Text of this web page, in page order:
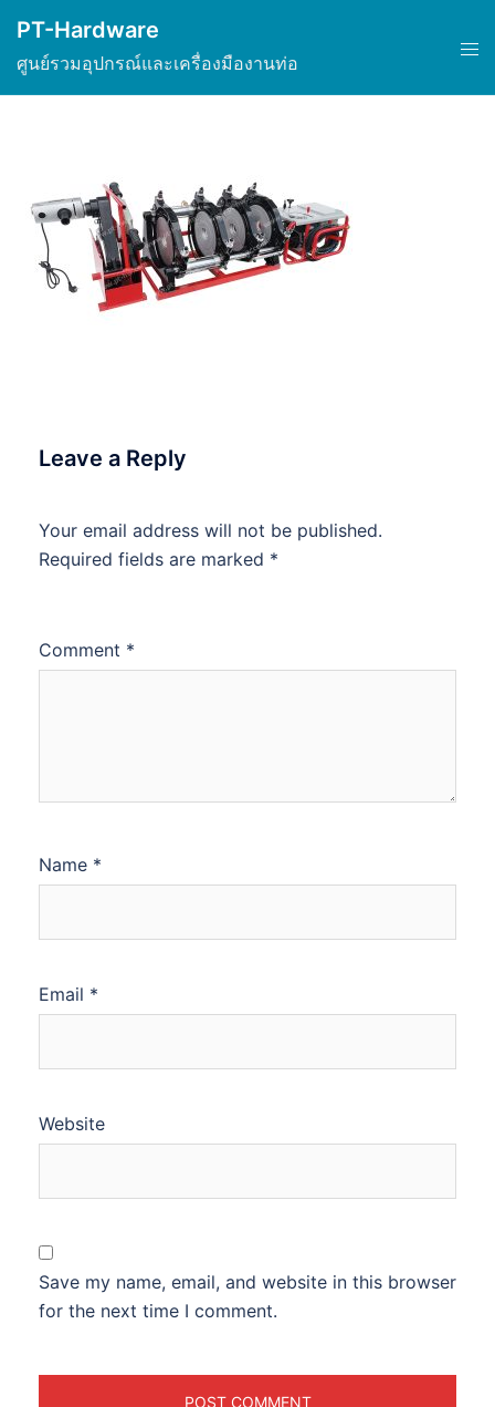
content
PT-Hardware
ศูนย์รวมอุปกรณ์และเครื่องมืองานท่อ
Leave a Reply
Your email address will not be published.
Required fields are marked *
Comment *
Name *
Email *
Website
Save my name, email, and website in this browser
for the next time I comment.